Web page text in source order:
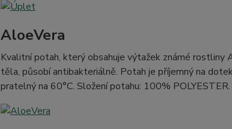
AloeVera
Kvalitní potah, který obsahuje výtažek známé rostliny
těla, působí antibakteriálně. Potah je příjemný na
pratelný na 60°C. Složení potahu: 100% POLYESTER.